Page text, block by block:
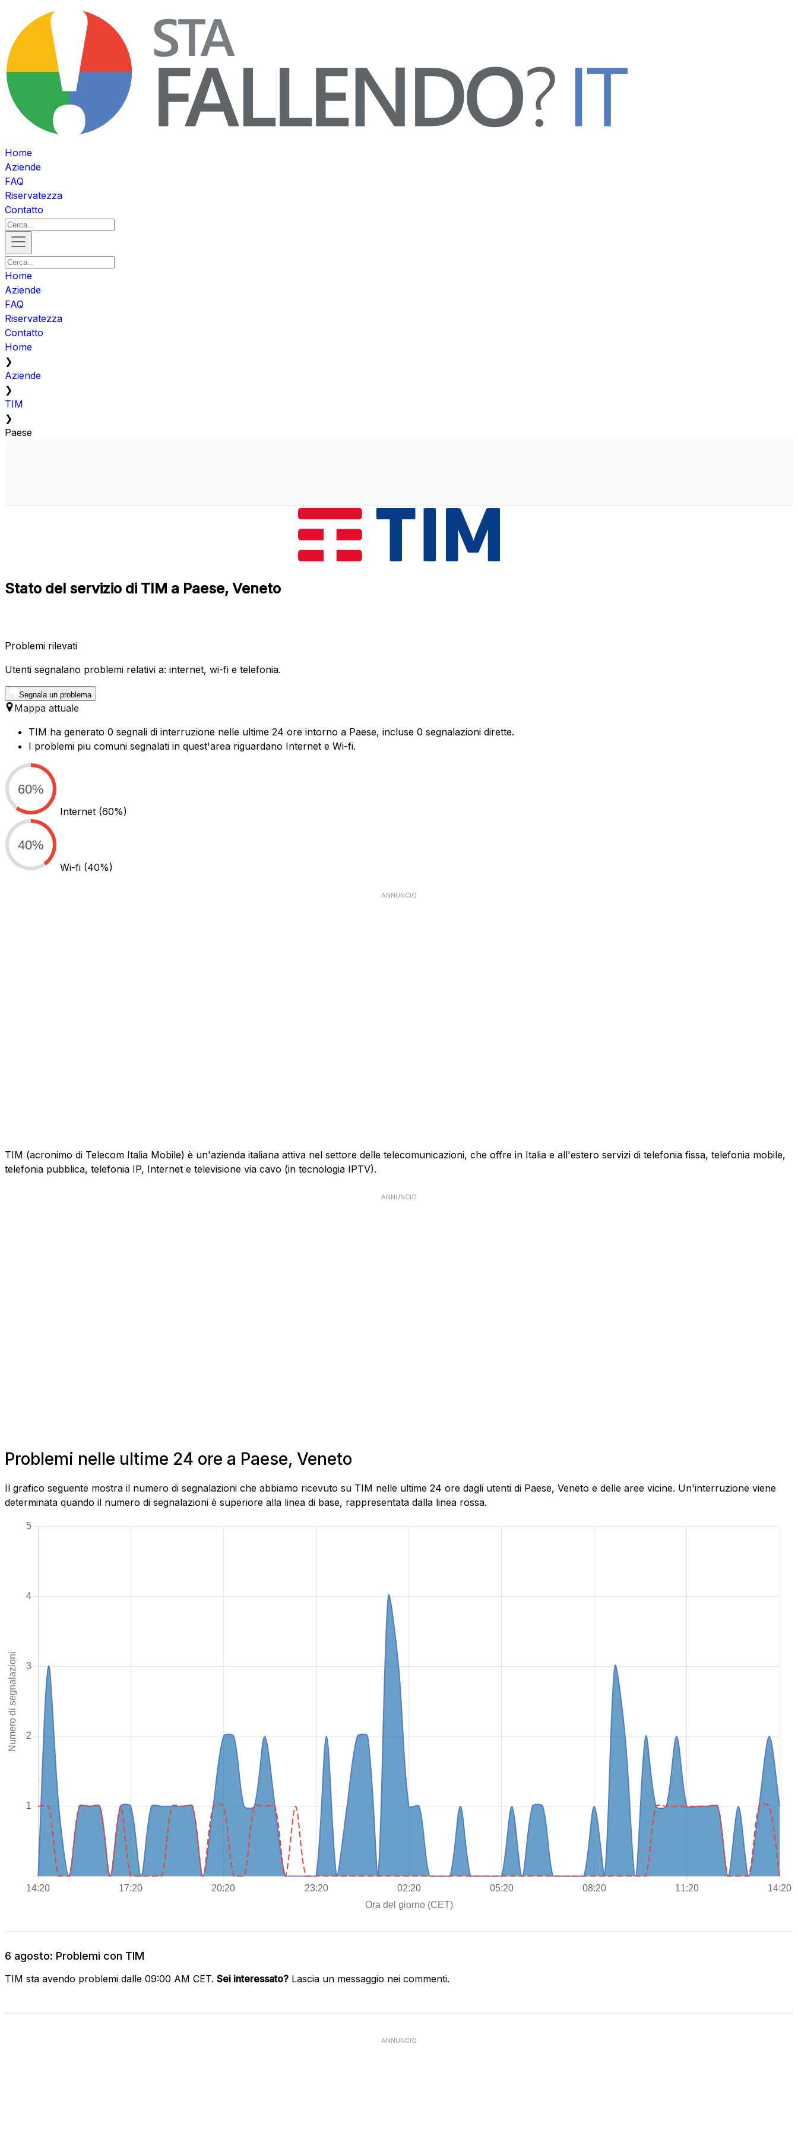
Home
Aziende
FAQ
Riservatezza
Contatto
Home
Aziende
FAQ
Riservatezza
Contatto
Home
❯
Aziende
❯
TIM
❯
Paese
Stato del servizio di TIM a Paese, Veneto
Problemi rilevati
Utenti segnalano problemi relativi a: internet, wi-fi e telefonia.
Segnala un problema
Mappa attuale
TIM ha generato 0 segnali di interruzione nelle ultime 24 ore intorno a Paese, incluse 0 segnalazioni dirette.
I problemi piu comuni segnalati in quest'area riguardano Internet e Wi-fi.
60%
Internet (60%)
40%
Wi-fi (40%)
ANNUNCIO
TIM (acronimo di Telecom Italia Mobile) è un'azienda italiana attiva nel settore delle telecomunicazioni, che offre in Italia e all'estero servizi di telefonia fissa, telefonia mobile,
telefonia pubblica, telefonia IP, Internet e televisione via cavo (in tecnologia IPTV).
ANNUNCIO
Problemi nelle ultime 24 ore a Paese, Veneto
Il grafico seguente mostra il numero di segnalazioni che abbiamo ricevuto su TIM nelle ultime 24 ore dagli utenti di Paese, Veneto e delle aree vicine. Un'interruzione viene
determinata quando il numero di segnalazioni è superiore alla linea di base, rappresentata dalla linea rossa.
6 agosto: Problemi con TIM
TIM sta avendo problemi dalle 09:00 AM CET. Sei interessato? Lascia un messaggio nei commenti.
ANNUNCIO